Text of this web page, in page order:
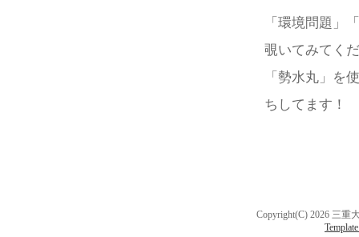
2019/2/19
HPを新URLへ
2018/10/9
メンバー更新
メンバー、研
「環境問題」
覗いてみてく
「勢水丸」を
ちしてます！
Copyright(C) 2026 三重